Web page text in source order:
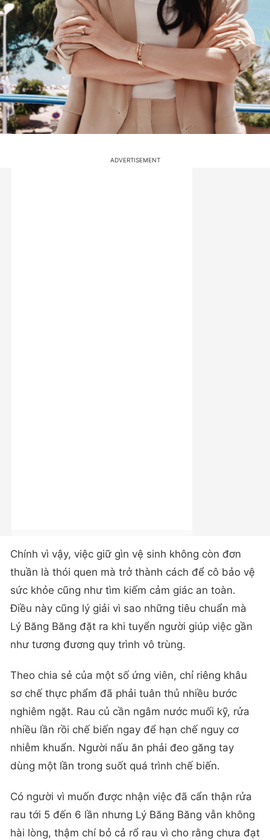
Chính vì vậy, việc giữ gìn vệ sinh không còn đơn
thuần là thói quen mà trở thành cách để cô bảo vệ
sức khỏe cũng như tìm kiếm cảm giác an toàn.
Điều này cũng lý giải vì sao những tiêu chuẩn mà
Lý Băng Băng đặt ra khi tuyển người giúp việc gần
như tương đương quy trình vô trùng.
Theo chia sẻ của một số ứng viên, chỉ riêng khâu
sơ chế thực phẩm đã phải tuân thủ nhiều bước
nghiêm ngặt. Rau củ cần ngâm nước muối kỹ, rửa
nhiều lần rồi chế biến ngay để hạn chế nguy cơ
nhiễm khuẩn. Người nấu ăn phải đeo găng tay
dùng một lần trong suốt quá trình chế biến.
Có người vì muốn được nhận việc đã cẩn thận rửa
rau tới 5 đến 6 lần nhưng Lý Băng Băng vẫn không
hài lòng, thậm chí bỏ cả rổ rau vì cho rằng chưa đạt